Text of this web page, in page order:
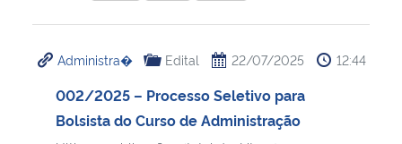
Administra� Edital 22/07/2025 12:44
002/2025 – Processo Seletivo para
Bolsista do Curso de Administração